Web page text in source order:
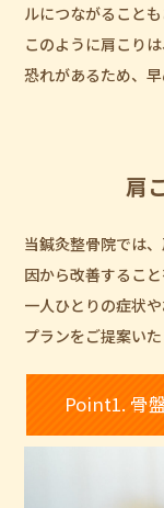
ルにつながることも
このように肩こり
恐れがあるため、早
肩
当鍼灸整骨院では
因から改善するこ
一人ひとりの症状
プランをご提案いた
Point1. 骨